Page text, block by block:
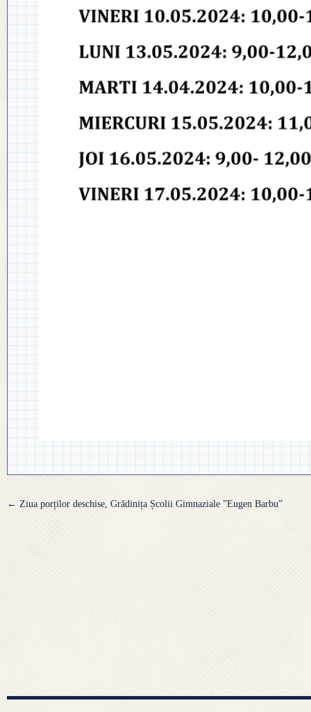
Navigare
← Ziua porților deschise, Grădinița Școlii Gimnaziale ”Eugen Barbu”